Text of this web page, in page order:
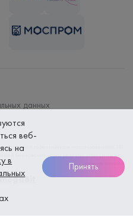
данных
платежей гарантируется использованием SSL
оплате онлайн
megaBit
веб-
на
в
Принять